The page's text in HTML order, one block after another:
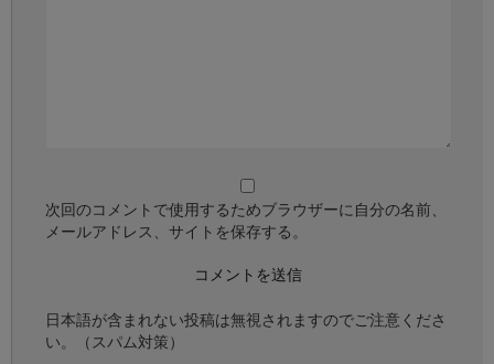
次回のコメントで使用するためブラウザーに自分の名前、
メールアドレス、サイトを保存する。
日本語が含まれない投稿は無視されますのでご注意くださ
い。（スパム対策）